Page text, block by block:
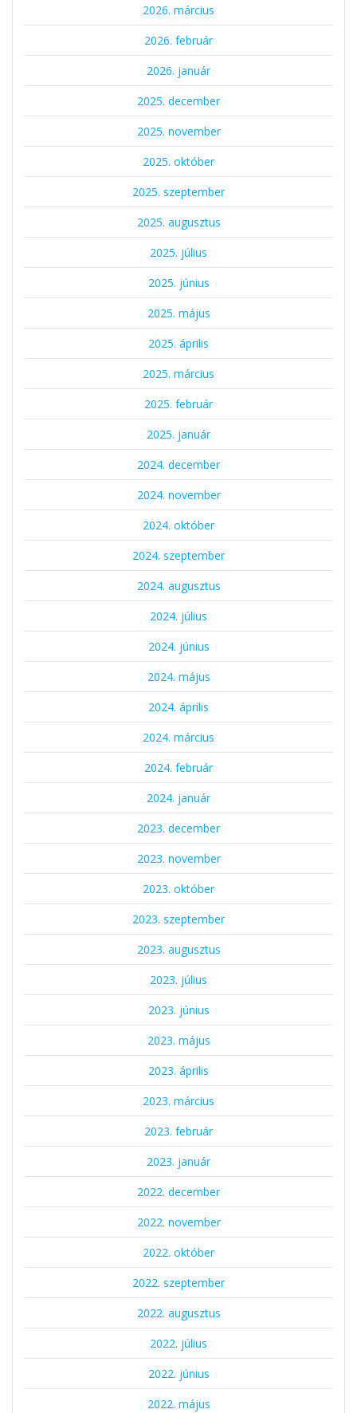
2026. március
2026. február
2026. január
2025. december
2025. november
2025. október
2025. szeptember
2025. augusztus
2025. július
2025. június
2025. május
2025. április
2025. március
2025. február
2025. január
2024. december
2024. november
2024. október
2024. szeptember
2024. augusztus
2024. július
2024. június
2024. május
2024. április
2024. március
2024. február
2024. január
2023. december
2023. november
2023. október
2023. szeptember
2023. augusztus
2023. július
2023. június
2023. május
2023. április
2023. március
2023. február
2023. január
2022. december
2022. november
2022. október
2022. szeptember
2022. augusztus
2022. július
2022. június
2022. május